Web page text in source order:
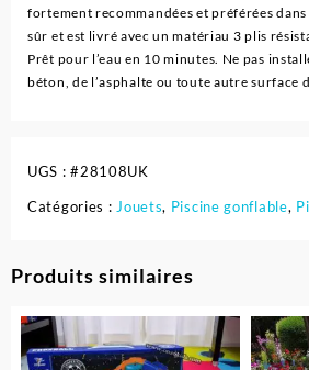
fortement recommandées et préférées
sûr et est livré avec un matériau 3 plis
Prêt pour l’eau en 10 minutes. Ne pas
béton, de l’asphalte ou toute autre surface
UGS :#28108UK
Catégories :Jouets, Piscine gonflable,
Produits similaires